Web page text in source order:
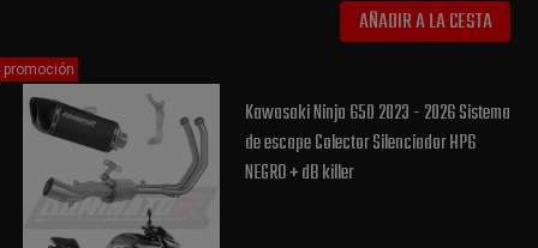
AÑADIR A LA CESTA
Kawasaki Ninja 650 2023 - 2026 Sistema
de escape Colector Silenciador HP6
NEGRO + dB killer
promoción